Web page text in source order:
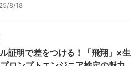
8/18
証明で差をつける！「飛翔」×生